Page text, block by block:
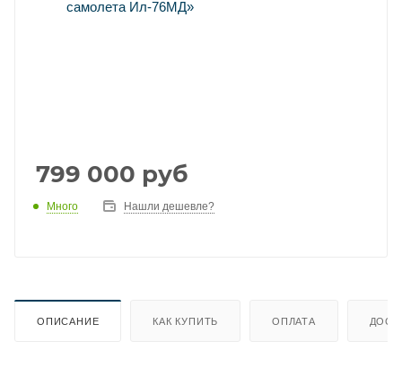
799 000 руб
Много Нашли дешевле?
ОПИСАНИЕ КАК КУПИТЬ ОПЛАТА